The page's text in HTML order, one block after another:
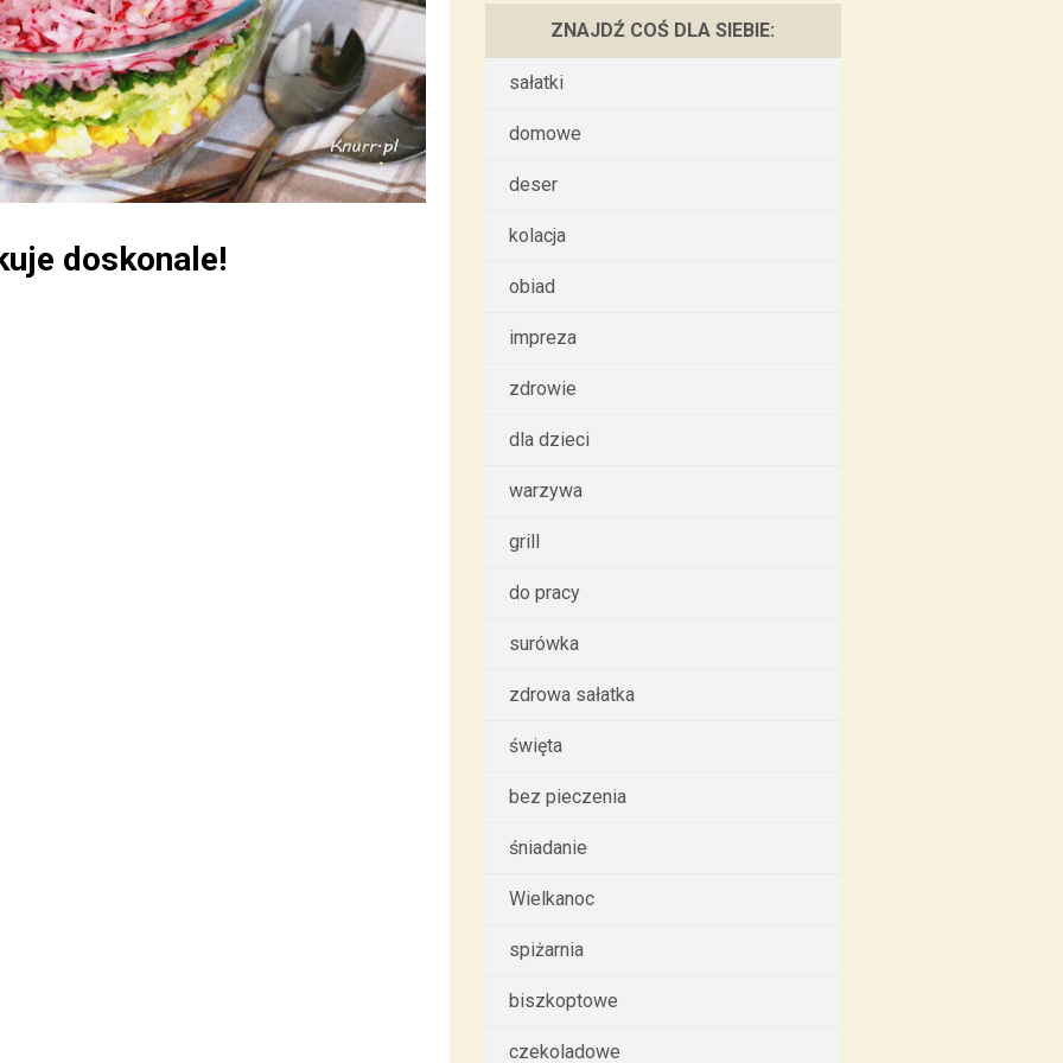
doskonale!
ZNAJDŹ COŚ DLA SIEBIE:
sałatki
domowe
deser
kolacja
obiad
impreza
zdrowie
dla dzieci
warzywa
grill
do pracy
surówka
zdrowa sałatka
święta
bez pieczenia
śniadanie
Wielkanoc
spiżarnia
biszkoptowe
czekoladowe